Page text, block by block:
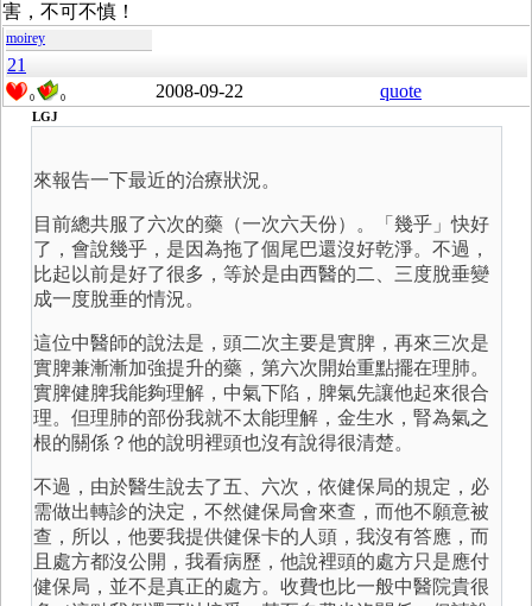
害，不可不慎！
moirey
21
0 0 2008-09-22 quote
LGJ
來報告一下最近的治療狀況。
目前總共服了六次的藥（一次六天份）。「幾乎」快好
了，會說幾乎，是因為拖了個尾巴還沒好乾淨。不過，
比起以前是好了很多，等於是由西醫的二、三度脫垂變
成一度脫垂的情況。
這位中醫師的說法是，頭二次主要是實脾，再來三次是
實脾兼漸漸加強提升的藥，第六次開始重點擺在理肺。
實脾健脾我能夠理解，中氣下陷，脾氣先讓他起來很合
理。但理肺的部份我就不太能理解，金生水，腎為氣之
根的關係？他的說明裡頭也沒有說得很清楚。
不過，由於醫生說去了五、六次，依健保局的規定，必
需做出轉診的決定，不然健保局會來查，而他不願意被
查，所以，他要我提供健保卡的人頭，我沒有答應，而
且處方都沒公開，我看病歷，他說裡頭的處方只是應付
健保局，並不是真正的處方。收費也比一般中醫院貴很